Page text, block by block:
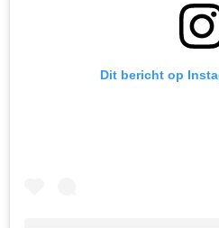
Dit bericht op